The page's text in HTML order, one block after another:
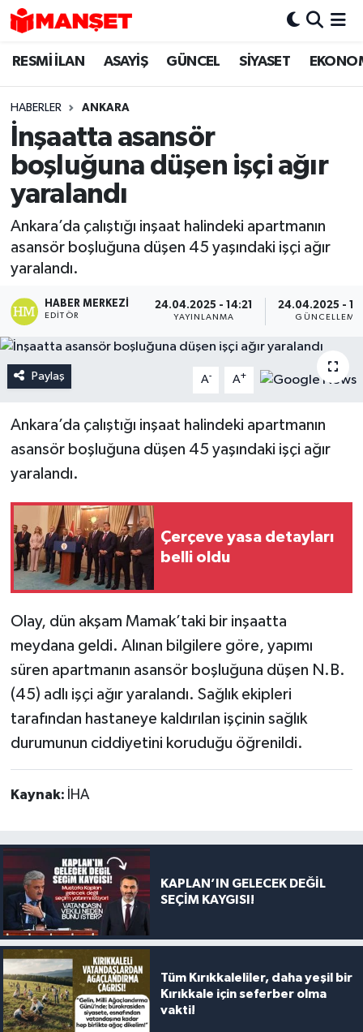
RESMİ İLAN ASAYİŞ GÜNCEL SİYASET
HABERLER ANKARA
İnşaatta asansör
boşluğuna düşen işçi ağır
yaralandı
Ankara’da çalıştığı inşaat halindeki apartmanın
asansör boşluğuna düşen 45 yaşındaki işçi ağır
yaralandı.
HABER MERKEZI
EDITÖR
24.04.2025 - 14:21
YAYINLANMA
24.04.2025 -
GÜNCELLEME
Paylaş A- A+
Ankara’da çalıştığı inşaat halindeki apartmanın
asansör boşluğuna düşen 45 yaşındaki işçi ağır
yaralandı.
Çerçeve yasa detayları
belli oldu
Olay, dün akşam Mamak’taki bir inşaatta
meydana geldi. Alınan bilgilere göre, yapımı
süren apartmanın asansör boşluğuna düşen N.B.
(45) adlı işçi ağır yaralandı. Sağlık ekipleri
tarafından hastaneye kaldırılan işçinin sağlık
durumunun ciddiyetini koruduğu öğrenildi.
Kaynak: İHA
KAPLAN’IN GELECEK DEĞİL
SEÇİM KAYGISI!
Tüm Kırıkkaleliler, daha yeşil bir
Kırıkkale için seferber olma
vakti!
Hava Durumu
Trafik Durumu
Süper Lig Puan Durumu ve Fikstür
Tüm Manşetler
Son Dakika Haberleri
Haber Arşivi